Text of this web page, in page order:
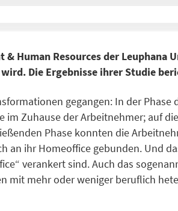
Human Resources der Leuphana
Die Ergebnisse ihrer Studie
gegangen: In der Phase
Zuhause der Arbeitnehmer; auf
Phase konnten die
an ihr Homeoffice gebunden. Und
verankert sind. Auch das
mit mehr oder weniger beruflich